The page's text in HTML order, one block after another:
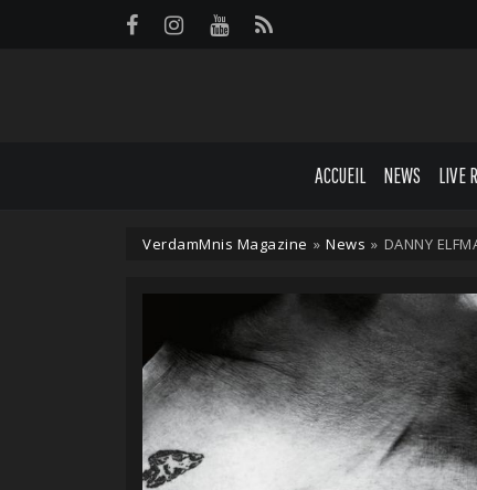
ACCUEIL NEWS LIVE
VerdamMnis Magazine » News » DANNY
Panneau de gestion des cookies